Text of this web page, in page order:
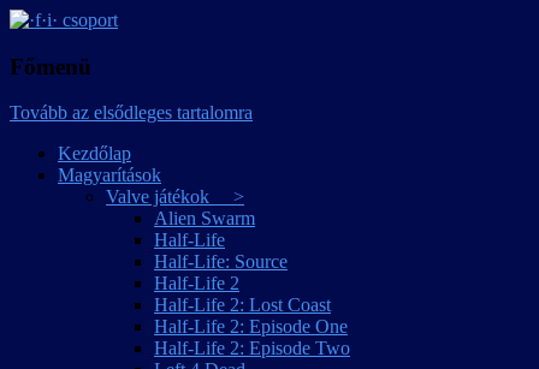
·f·i· csoport
Főmenü
Tovább az elsődleges tartalomra
Kezdőlap
Magyarítások
Valve játékok >
Alien Swarm
Half-Life
Half-Life: Source
Half-Life 2
Half-Life 2: Lost Coast
Half-Life 2: Episode One
Half-Life 2: Episode Two